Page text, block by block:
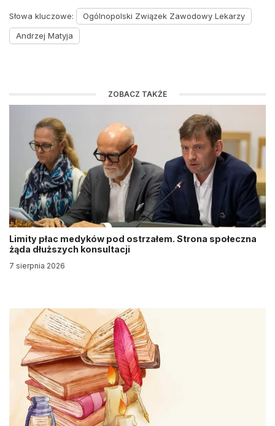
Słowa kluczowe:
Ogólnopolski Związek Zawodowy Lekarzy
Andrzej Matyja
ZOBACZ TAKŻE
Limity płac medyków pod ostrzałem. Strona społeczna
żąda dłuższych konsultacji
7 sierpnia 2026